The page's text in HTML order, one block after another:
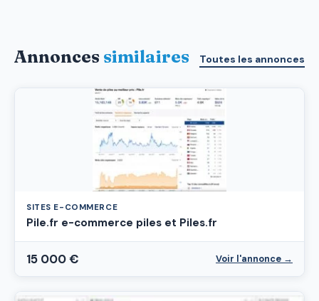
Annonces similaires Toutes les annonces
SITES E-COMMERCE
Pile.fr e-commerce piles et Piles.fr
15 000 € Voir l'annonce →